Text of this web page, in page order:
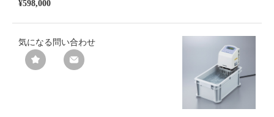
¥598,000
気になる 問い合わせ